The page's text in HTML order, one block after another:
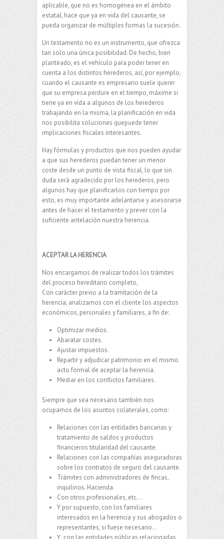
aplicable, que no es homogénea en el ámbito
estatal, hace que ya en vida del causante, se
pueda organizar de múltiples formas la sucesión.
Un testamento no es un instrumento, que ofrezca
tan solo una única posibilidad. De hecho, bien
planteado, es el vehículo para poder tener en
cuenta a los distintos herederos, así, por ejemplo,
cuando el causante es empresario suele querer
que su empresa perdure en el tiempo, máxime si
tiene ya en vida a algunos de los herederos
trabajando en la misma, la planificación en vida
nos posibilita soluciones quepuede tener
implicaciones fiscales interesantes.
Hay fórmulas y productos que nos pueden ayudar
a que sus herederos puedan tener un menor
coste desde un punto de vista fiscal, lo que sin
duda será agradecido por los herederos, pero
algunos hay que planificarlos con tiempo por
esto, es muy importante adelantarse y asesorarse
antes de hacer el testamento y prever con la
suficiente antelación nuestra herencia.
ACEPTAR LA HERENCIA
Nos encargamos de realizar todos los trámites
del proceso hereditario completo,
Con carácter previo a la tramitación de la
herencia, analizamos con el cliente los aspectos
económicos, personales y familiares, a fin de:
Optimizar medios.
Abaratar costes.
Ajustar impuestos.
Repartir y adjudicar patrimonio en el mismo
acto formal de aceptar la herencia.
Mediar en los conflictos familiares.
Siempre que sea necesario también nos
ocupamos de los asuntos colaterales, como:
Relaciones con las entidades bancarias y
tratamiento de saldos y productos
financieros titularidad del causante.
Relaciones con las compañías aseguradoras
sobre los contratos de seguro del causante.
Trámites con administradores de fincas,
inquilinos. Hacienda.
Con otros profesionales, etc…
Y por supuesto, con los familiares
interesados en la herencia y sus abogados o
representantes, si fuese necesario…
Y con las entidades públicas relacionadas